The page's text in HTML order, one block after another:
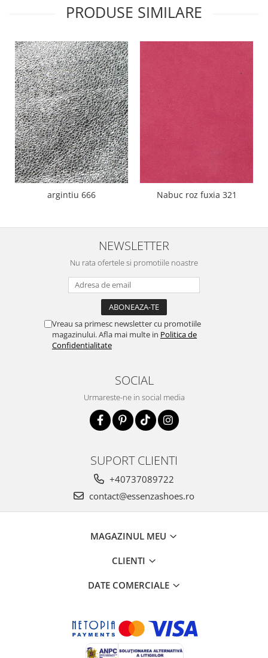
PRODUSE SIMILARE
argintiu 666 Nabuc roz fuxia 321
NEWSLETTER
Nu rata ofertele si promotiile noastre
Vreau sa primesc newsletter cu promotiile
magazinului. Afla mai multe in Politica de
Confidentialitate
SOCIAL
Urmareste-ne in social media
SUPORT CLIENTI
+40737089722
contact@essenzashoes.ro
MAGAZINUL MEU
CLIENTI
DATE COMERCIALE